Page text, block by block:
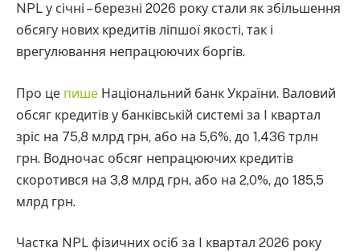
NPL у січні – березні 2026 року стали як збільшення
обсягу нових кредитів ліпшої якості, так і
врегулювання непрацюючих боргів.
Про це пише Національний банк України. Валовий
обсяг кредитів у банківській системі за I квартал
зріс на 75,8 млрд грн, або на 5,6%, до 1,436 трлн
грн. Водночас обсяг непрацюючих кредитів
скоротився на 3,8 млрд грн, або на 2,0%, до 185,5
млрд грн.
Частка NPL фізичних осіб за I квартал 2026 року